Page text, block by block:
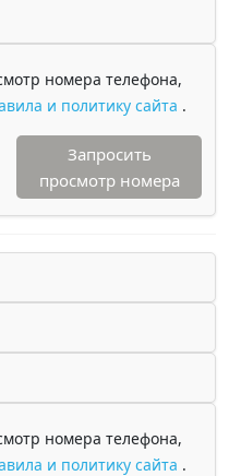
номера телефона,
и политику сайта .
Запросить
просмотр номера
номера телефона,
и политику сайта .